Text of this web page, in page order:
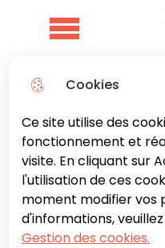
Cookies
Ce site utilise des
fonctionnement et
visite. En cliquant sur
l'utilisation de ces
moment modifier vos
d'informations,
Gestion des cookies.
Aller
au
Menu principal
Amicale des
Hospitaliers
Santé et solidarité